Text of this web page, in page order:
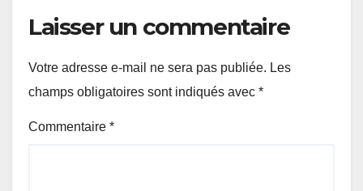
Laisser un commentaire
Votre adresse e-mail ne sera pas publiée. Les
champs obligatoires sont indiqués avec *
Commentaire *